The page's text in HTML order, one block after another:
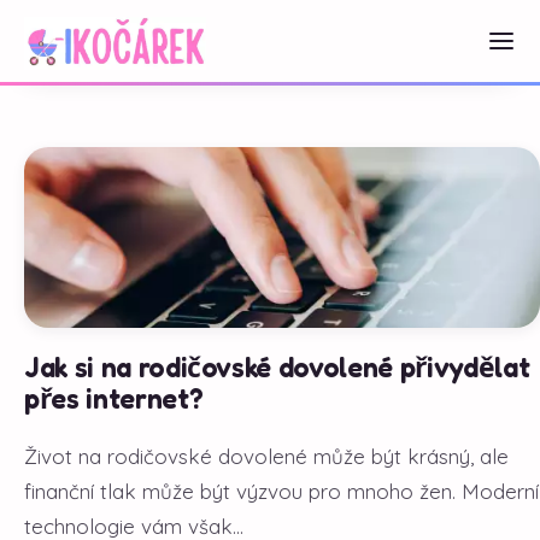
Jak si na rodičovské dovolené přivydělat
přes internet?
Život na rodičovské dovolené může být krásný, ale
finanční tlak může být výzvou pro mnoho žen. Moderní
technologie vám však...